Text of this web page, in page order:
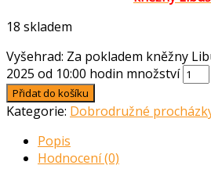
18 skladem
Vyšehrad: Za pokladem kněžny
2025 od 10:00 hodin množství
Přidat do košíku
Kategorie: Dobrodružné
Popis
Hodnocení (0)